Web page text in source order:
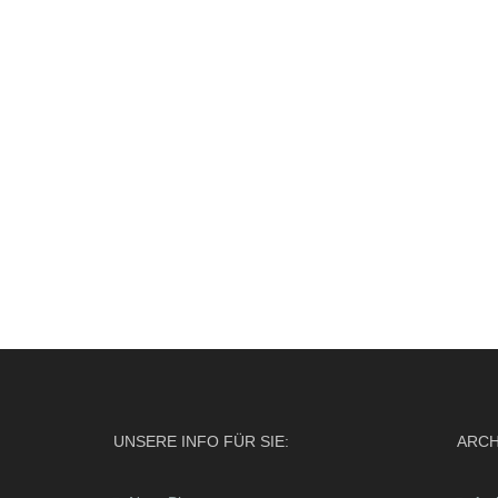
UNSERE INFO FÜR SIE: